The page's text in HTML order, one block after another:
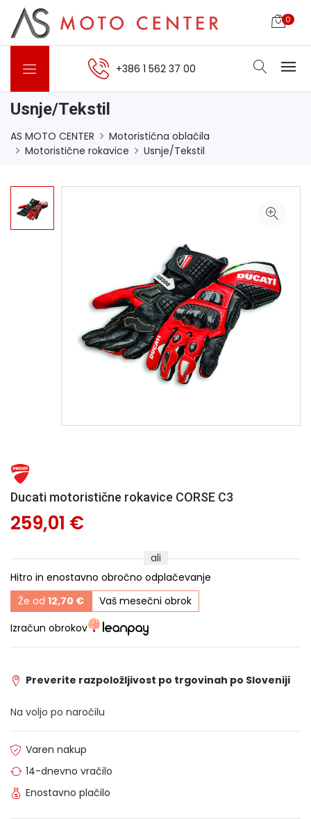
0
+386 1 562 37 00
Usnje/Tekstil
AS MOTO CENTER
Motoristična oblačila
Motoristične rokavice
Usnje/Tekstil
Ducati motoristične rokavice CORSE C3
259,01 €
ali
Hitro in enostavno obročno odplačevanje
Že od 12,70 €
Vaš mesečni obrok
Izračun obrokov
Preverite razpoložljivost po trgovinah po Sloveniji
Na voljo po naročilu
Varen nakup
14-dnevno vračilo
Enostavno plačilo